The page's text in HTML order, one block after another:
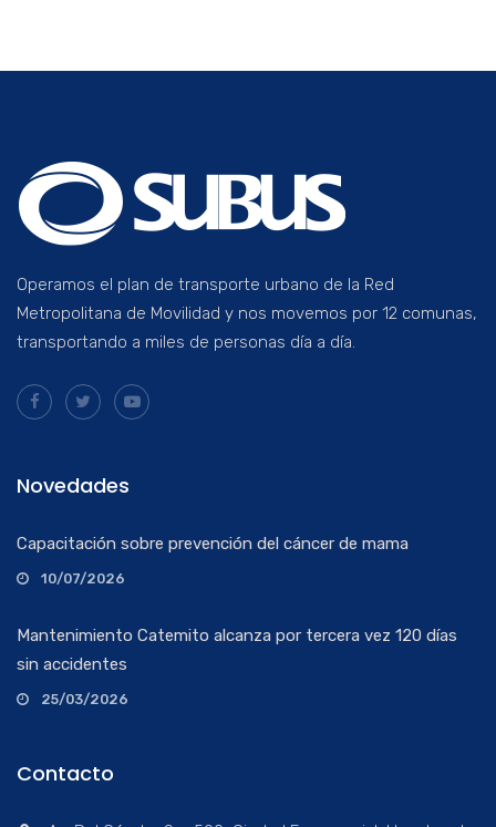
Operamos el plan de transporte urbano de la Red
Metropolitana de Movilidad y nos movemos por 12 comunas,
transportando a miles de personas día a día.
Novedades
Capacitación sobre prevención del cáncer de mama
10/07/2026
Mantenimiento Catemito alcanza por tercera vez 120 días
sin accidentes
25/03/2026
Contacto